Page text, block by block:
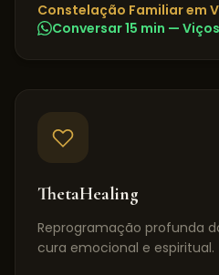
Constelação Familiarem
Conversar 15 min —
ThetaHealing
Reprogramação profunda
cura emocional e espiritual.